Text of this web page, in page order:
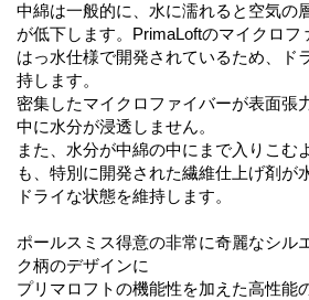
中綿は一般的に、水に濡れると空気の
が低下します。PrimaLoftのマイクロフ
はっ水仕様で開発されているため、ド
持します。
密集したマイクロファイバーが表面張
中に水分が浸透しません。
また、水分が中綿の中にまで入りこむ
も、特別に開発された繊維仕上げ剤が
ドライな状態を維持します。
ポールスミス得意の非常に奇麗なシル
ク柄のデザインに
プリマロフトの機能性を加えた高性能